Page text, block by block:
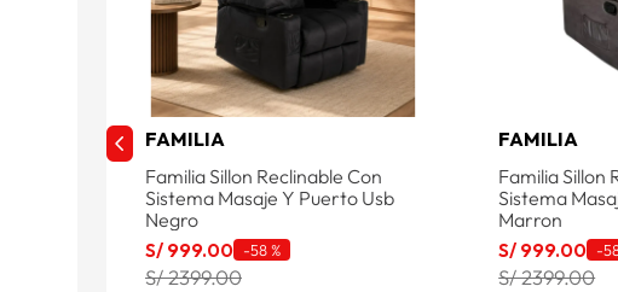
FAMILIA
Familia Sillon Reclinable Con
Sistema Masaje Y Puerto Usb
Negro
S/ 999.00 -58 %
S/ 2399.00
FAMILIA
Familia Sillon
Sistema
Marron
S/ 999.00 -
S/ 2399.00